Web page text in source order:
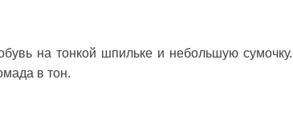
на тонкой шпильке и небольшую сумочку.
в тон.